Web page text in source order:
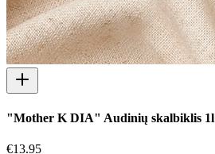
"Mother K DIA" Audinių skalbiklis 1l
€13.95